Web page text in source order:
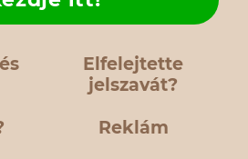
Elfelejtette
jelszavát?
Reklám